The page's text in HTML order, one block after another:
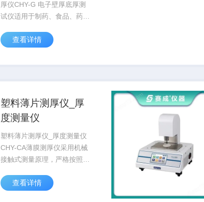
厚仪CHY-G 电子壁厚底厚测
试仪适用于制药、食品、药品
的厚度检测。仪器在传统的厚
瓶子的托盘，避免因瓶子摇摆
查看详情
塑料薄片测厚仪_厚
度测量仪
塑料薄片测厚仪_厚度测量仪
CHY-CA薄膜测厚仪采用机械
接触式测量原理，严格按照标
测试的规范性和准确性。专业
查看详情